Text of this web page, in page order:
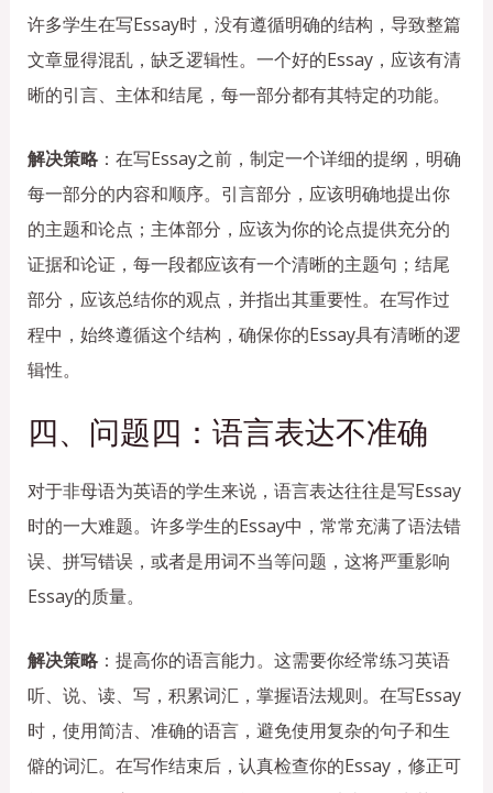
许多学生在写Essay时，没有遵循明确的结构，导致整篇
文章显得混乱，缺乏逻辑性。一个好的Essay，应该有清
晰的引言、主体和结尾，每一部分都有其特定的功能。
解决策略：在写Essay之前，制定一个详细的提纲，明确
每一部分的内容和顺序。引言部分，应该明确地提出你
的主题和论点；主体部分，应该为你的论点提供充分的
证据和论证，每一段都应该有一个清晰的主题句；结尾
部分，应该总结你的观点，并指出其重要性。在写作过
程中，始终遵循这个结构，确保你的Essay具有清晰的逻
辑性。
四、问题四：语言表达不准确
对于非母语为英语的学生来说，语言表达往往是写Essay
时的一大难题。许多学生的Essay中，常常充满了语法错
误、拼写错误，或者是用词不当等问题，这将严重影响
Essay的质量。
解决策略：提高你的语言能力。这需要你经常练习英语
听、说、读、写，积累词汇，掌握语法规则。在写Essay
时，使用简洁、准确的语言，避免使用复杂的句子和生
僻的词汇。在写作结束后，认真检查你的Essay，修正可